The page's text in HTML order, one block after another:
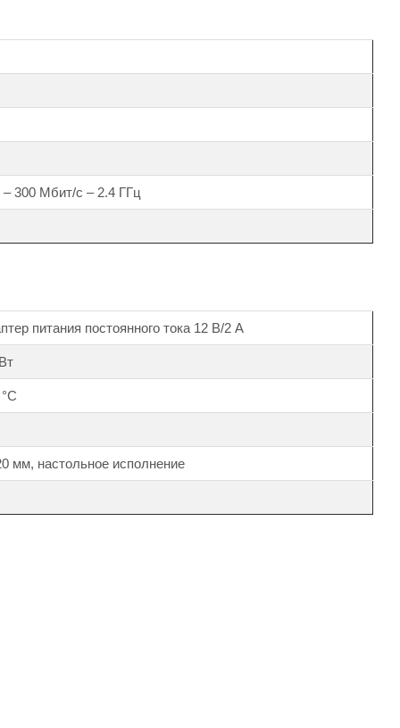
– 300 Мбит/с – 2.4 ГГц
питания постоянного тока 12 B/2 А
мм, настольное исполнение